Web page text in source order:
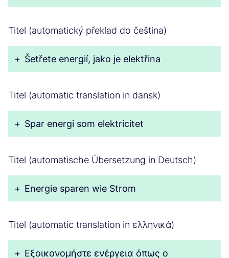
Titel (automatický překlad do čeština)
+ Šetřete energií, jako je elektřina
Titel (automatic translation in dansk)
+ Spar energi som elektricitet
Titel (automatische Übersetzung in Deutsch)
+ Energie sparen wie Strom
Titel (automatic translation in ελληνικά)
+ Εξοικονομήστε ενέργεια όπως ο